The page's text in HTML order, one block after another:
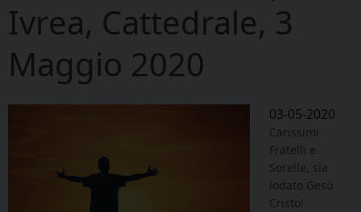
Ivrea, Cattedrale, 3
Maggio 2020
03-05-2020
Carissimi
Fratelli e
Sorelle, sia
lodato Gesù
Cristo!